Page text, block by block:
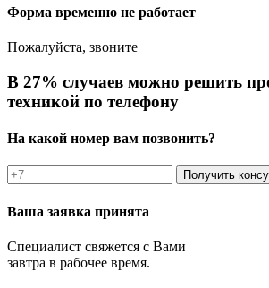
Форма временно не работает
Пожалуйста, звоните
В 27% случаев можно решить
техникой по телефону
На какой номер вам позвонить?
Получить
Ваша заявка принята
Специалист свяжется с Вами
завтра в рабочее время.